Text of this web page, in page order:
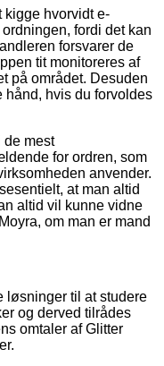
hvorvidt e-
fordi det kan
forsvarer de
tit monitoreres af
på området. Desuden
hvis du forvoldes
de mest
for ordren, som
anvender.
at man altid
altid vil kunne vidne
om man er mand
løsninger til at studere
og derved tilrådes
omtaler af Glitter